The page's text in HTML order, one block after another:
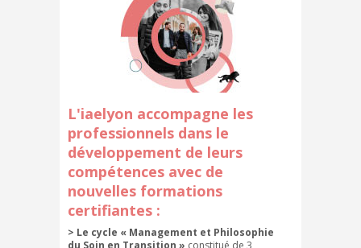
L'iaelyon accompagne les
professionnels dans le
développement de leurs
compétences avec de
nouvelles formations
certifiantes :
> Le cycle « Management et Philosophie
du Soin en Transition » constitué de 3